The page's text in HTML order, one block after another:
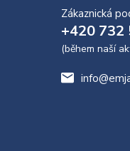
Zákaznická
+420 732
(během naší